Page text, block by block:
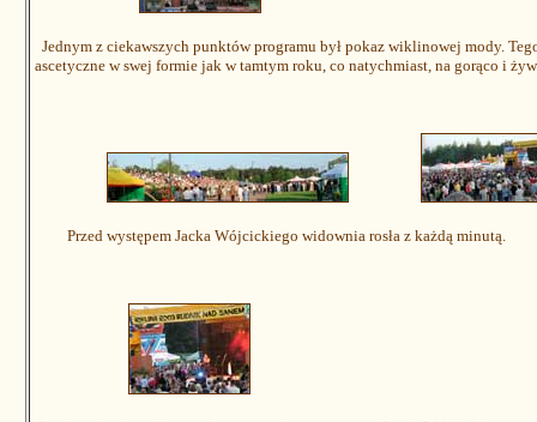
Jednym z ciekawszych punktów programu był pokaz wiklinowej mody.
ascetyczne w swej formie jak w tamtym roku, co natychmiast, na gorąco i
Przed występem Jacka Wójcickiego widownia rosła z każdą minutą.